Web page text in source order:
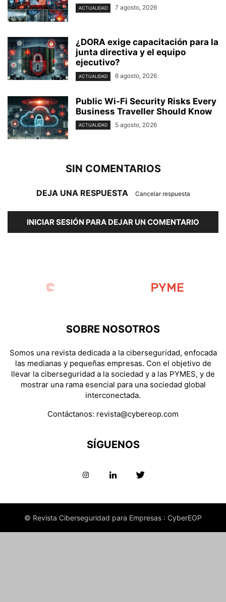
ACTUALIDAD 7 agosto, 2026
¿DORA exige capacitación para la
junta directiva y el equipo
ejecutivo?
ACTUALIDAD 6 agosto, 2026
Public Wi-Fi Security Risks Every
Business Traveller Should Know
ACTUALIDAD 5 agosto, 2026
SIN COMENTARIOS
DEJA UNA RESPUESTA Cancelar respuesta
INICIAR SESIÓN PARA DEJAR UN COMENTARIO
SOBRE NOSOTROS
Somos una revista dedicada a la ciberseguridad, enfocada
las medianas y pequeñas empresas. Con el objetivo de
llevar la ciberseguridad a la sociedad y a las PYMES, y de
mostrar una rama esencial para una sociedad global
interconectada.
Contáctanos: revista@cybereop.com
SÍGUENOS
© Revista Ciberseguridad para Empresas : CyberEOP